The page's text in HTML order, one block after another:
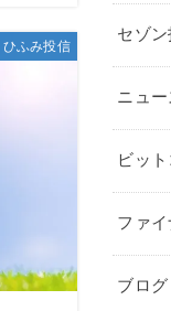
ひふみ投信
セゾ
ニュー
ビッ
ファ
ブログ